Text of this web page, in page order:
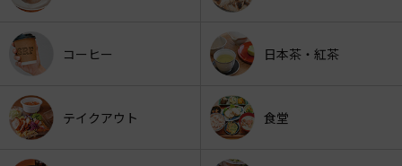
コーヒー 日本茶・紅茶
テイクアウト 食堂